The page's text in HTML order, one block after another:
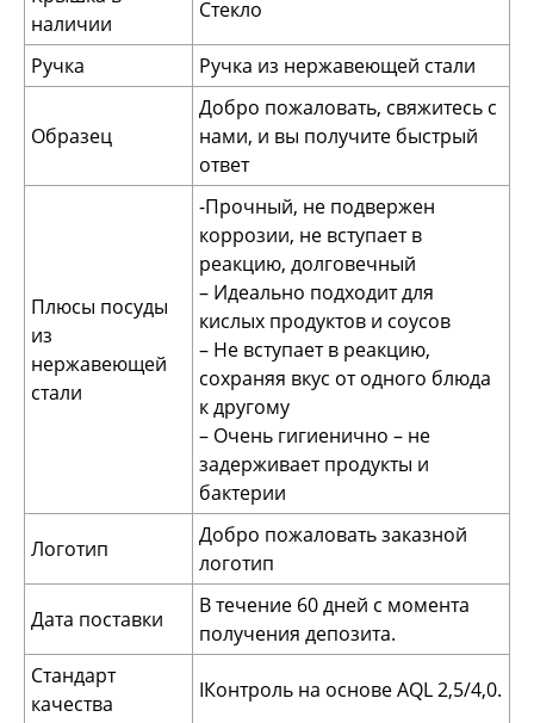
наличии
Стекло
Ручка Ручка из нержавеющей стали
Образец
Добро пожаловать, свяжитесь с
нами, и вы получите быстрый
ответ
Плюсы посуды
из
нержавеющей
стали
-Прочный, не подвержен
коррозии, не вступает в
реакцию, долговечный
– Идеально подходит для
кислых продуктов и соусов
– Не вступает в реакцию,
сохраняя вкус от одного блюда
к другому
– Очень гигиенично – не
задерживает продукты и
бактерии
Логотип
Добро пожаловать заказной
логотип
Дата поставки
В течение 60 дней с момента
получения депозита.
Стандарт
качества
IКонтроль на основе AQL 2,5/4,0.